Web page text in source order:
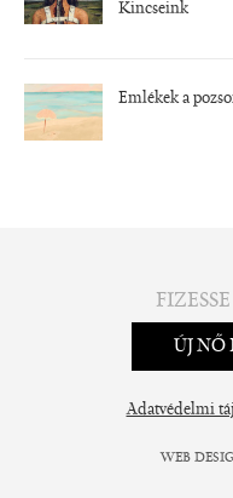
Kincseink
Emlékek a
ÚJ NŐ
Adatvédelmi
WEB